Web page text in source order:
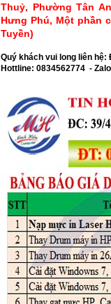
Thuỷ, Phường Tân
Hưng Phú, Một phần
Tuyền)
Quý khách vui long liên hệ:
Hottline: 0834562774 -